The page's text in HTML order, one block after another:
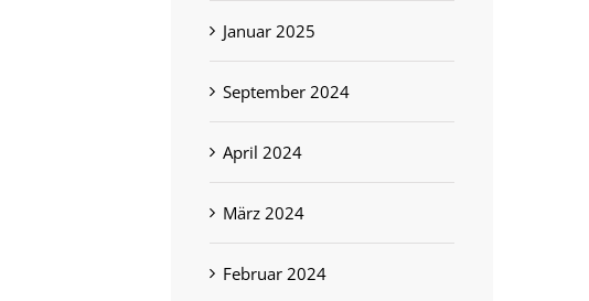
Januar 2025
September 2024
April 2024
März 2024
Februar 2024